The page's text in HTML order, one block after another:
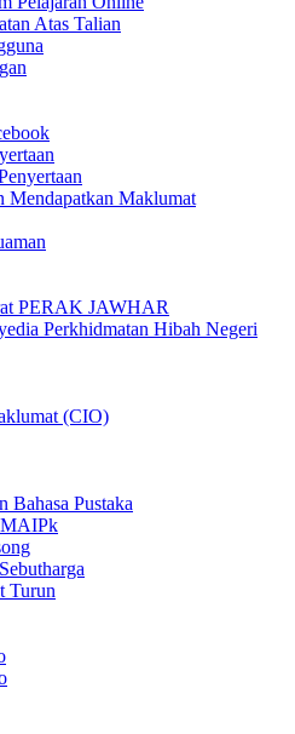
Atas Talian
Mendapatkan Maklumat
PERAK JAWHAR
Perkhidmatan Hibah Negeri
(CIO)
Pustaka
MAIPk
Turun